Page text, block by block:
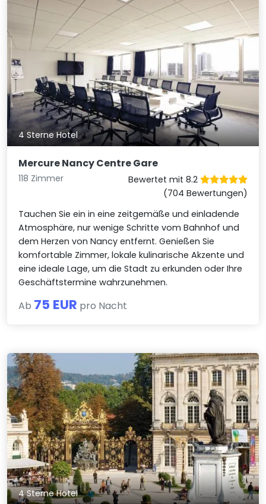
4 Sterne Hotel
Mercure Nancy Centre Gare
118 Zimmer
Bewertet mit 8.2
(704 Bewertungen)
Tauchen Sie ein in eine zeitgemäße und einladende
Atmosphäre, nur wenige Schritte vom Bahnhof und
dem Herzen von Nancy entfernt. Genießen Sie
komfortable Zimmer, lokale kulinarische Akzente und
eine ideale Lage, um die Stadt zu erkunden oder Ihre
Geschäftstermine wahrzunehmen.
Ab 75 EUR pro Nacht
4 Sterne Hotel